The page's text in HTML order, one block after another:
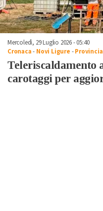
Mercoledì, 29 Luglio 2026 - 05:40
Cronaca- Novi Ligure -
Teleriscaldamento
carotaggi per